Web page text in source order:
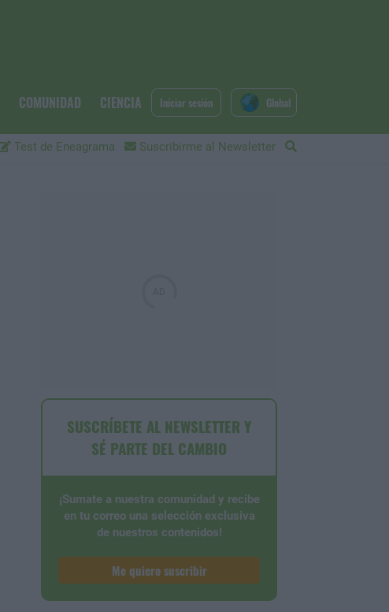
COMUNIDAD CIENCIA
Test de Eneagrama Suscribirme al Newsletter
Iniciar sesión Global
SUSCRÍBETE AL NEWSLETTER Y
SÉ PARTE DEL CAMBIO
¡Sumate a nuestra comunidad y recibe
en tu correo una selección exclusiva
de nuestros contenidos!
Me quiero suscribir